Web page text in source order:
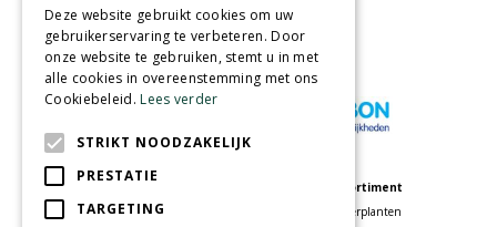
Wij accepteren
Tuincentrum
Assortiment
Kamerplanten
Deze website gebruikt cookies om uw
gebruikerservaring te verbeteren. Door
onze website te gebruiken, stemt u in met
alle cookies in overeenstemming met ons
Cookiebeleid.Lees verder
STRIKT NOODZAKELIJK
PRESTATIE
TARGETING